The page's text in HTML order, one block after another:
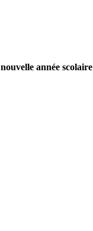
nouvelle année scolaire